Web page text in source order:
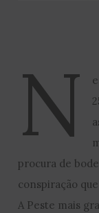
N
procura de
conspiração
A Peste mais